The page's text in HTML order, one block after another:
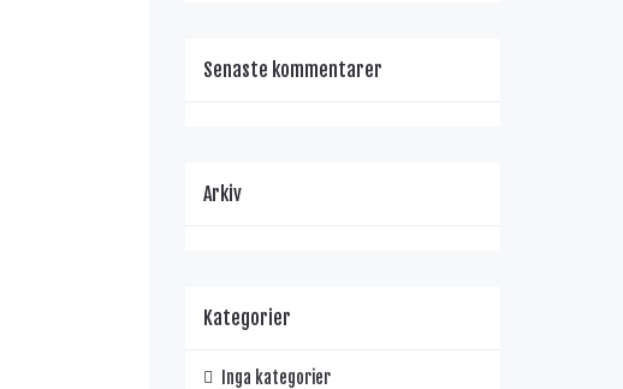
Senaste kommentarer
Arkiv
Kategorier
Inga kategorier